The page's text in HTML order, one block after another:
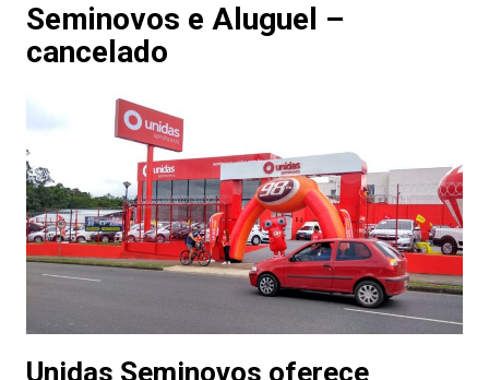
Seminovos e Aluguel –
cancelado
Unidas Seminovos oferece